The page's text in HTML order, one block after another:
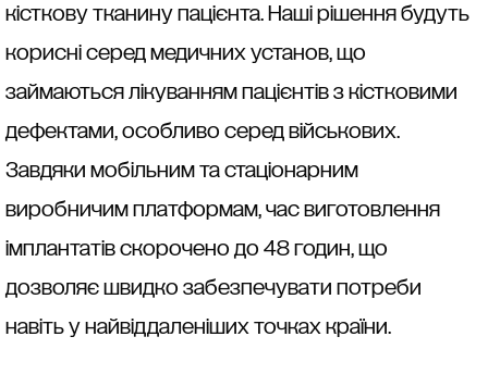
кісткову тканину пацієнта. Наші рішення будуть
корисні серед медичних установ, що
займаються лікуванням пацієнтів з кістковими
дефектами, особливо серед військових.
Завдяки мобільним та стаціонарним
виробничим платформам, час виготовлення
імплантатів скорочено до 48 годин, що
дозволяє швидко забезпечувати потреби
навіть у найвіддаленіших точках країни.